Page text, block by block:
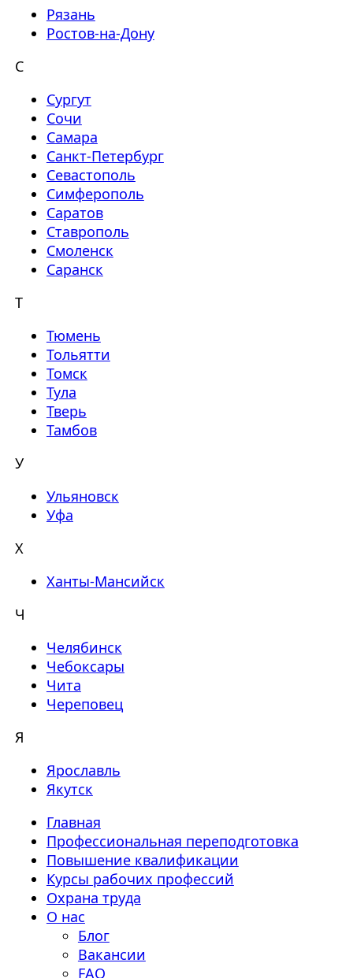
Рязань
Ростов-на-Дону
С
Сургут
Сочи
Самара
Санкт-Петербург
Севастополь
Симферополь
Саратов
Ставрополь
Смоленск
Саранск
Т
Тюмень
Тольятти
Томск
Тула
Тверь
Тамбов
У
Ульяновск
Уфа
Х
Ханты-Мансийск
Ч
Челябинск
Чебоксары
Чита
Череповец
Я
Ярославль
Якутск
Главная
Профессиональная переподготовка
Повышение квалификации
Курсы рабочих профессий
Охрана труда
О нас
Блог
Вакансии
FAQ